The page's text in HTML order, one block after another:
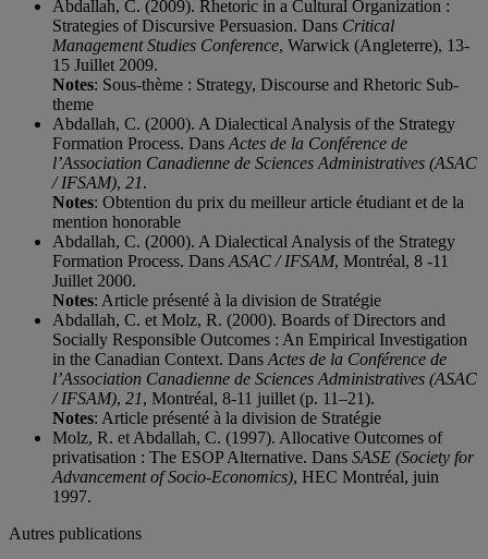
Abdallah, C. (2009). Rhetoric in a Cultural Organization :
Strategies of Discursive Persuasion. Dans Critical
Management Studies Conference, Warwick (Angleterre), 13-
15 Juillet 2009.
Notes: Sous-thème : Strategy, Discourse and Rhetoric Sub-
theme
Abdallah, C. (2000). A Dialectical Analysis of the Strategy
Formation Process. Dans Actes de la Conférence de
l’Association Canadienne de Sciences Administratives (ASAC
/ IFSAM), 21.
Notes: Obtention du prix du meilleur article étudiant et de la
mention honorable
Abdallah, C. (2000). A Dialectical Analysis of the Strategy
Formation Process. Dans ASAC / IFSAM, Montréal, 8 -11
Juillet 2000.
Notes: Article présenté à la division de Stratégie
Abdallah, C. et Molz, R. (2000). Boards of Directors and
Socially Responsible Outcomes : An Empirical Investigation
in the Canadian Context. Dans Actes de la Conférence de
l’Association Canadienne de Sciences Administratives (ASAC
/ IFSAM), 21, Montréal, 8-11 juillet (p. 11–21).
Notes: Article présenté à la division de Stratégie
Molz, R. et Abdallah, C. (1997). Allocative Outcomes of
privatisation : The ESOP Alternative. Dans SASE (Society for
Advancement of Socio-Economics), HEC Montréal, juin
1997.
Autres publications